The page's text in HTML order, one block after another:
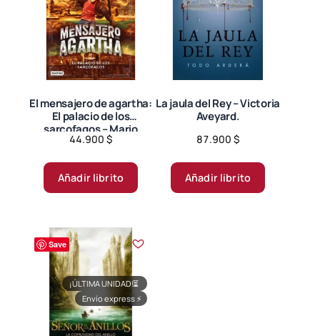
página
El mensajero de agartha:
El palacio de los
sarcofagos – Mario
Mendoza.
44.900 $
Añadir librito
La jaula del Rey – Victoria
Aveyard.
87.900 $
Añadir librito
Save
¡ÚLTIMA UNIDAD!⏳
Envío express ⚡